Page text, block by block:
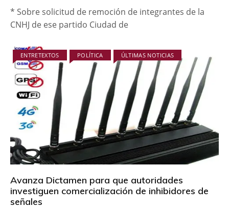
* Sobre solicitud de remoción de integrantes de la
CNHJ de ese partido Ciudad de
ENTRETEXTOS POLÍTICA ÚLTIMAS NOTICIAS
Avanza Dictamen para que autoridades
investiguen comercialización de inhibidores de
señales